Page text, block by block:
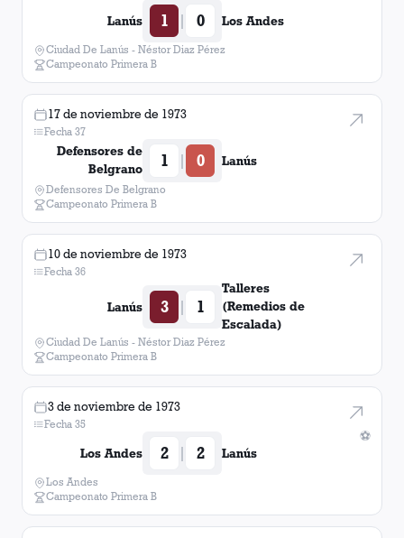
Lanús 1 | 0 Los Andes
Ciudad De Lanús - Néstor Diaz Pérez
Campeonato Primera B
17 de noviembre de 1973
Fecha 37
Defensores de
Belgrano
1 | 0 Lanús
Defensores De Belgrano
Campeonato Primera B
10 de noviembre de 1973
Fecha 36
Lanús 3 | 1
Talleres
(Remedios de
Escalada)
Ciudad De Lanús - Néstor Diaz Pérez
Campeonato Primera B
⚽
3 de noviembre de 1973
Fecha 35
Los Andes 2 | 2 Lanús
Los Andes
Campeonato Primera B